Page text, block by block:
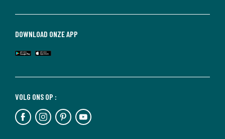
VOLG ONS OP :
DOWNLOAD ONZE APP